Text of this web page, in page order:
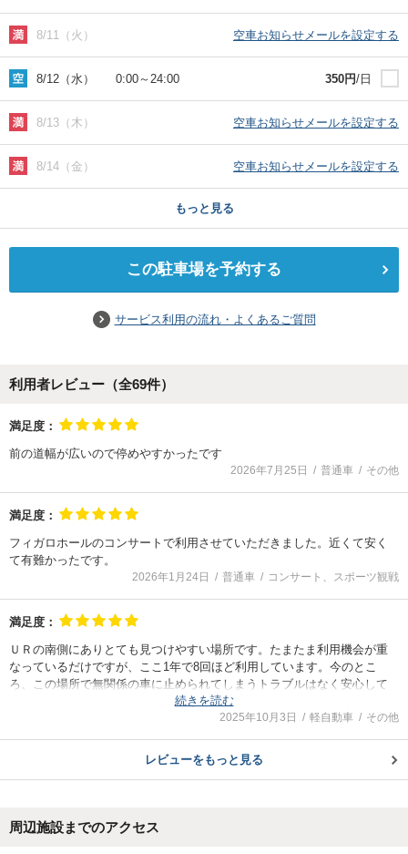
8/11（火） 空車お知らせメールを設定する
8/12（水） 0:00～ 24:00 350円/日
8/13（木） 空車お知らせメールを設定する
8/14（金） 空車お知らせメールを設定する
もっと見る
この駐車場を予約する
サービス利用の流れ・よくあるご質問
利用者レビュー（全69件）
満足度：
前の道幅が広いので停めやすかったです
2026年7月25日 普通車 その他
満足度：
フィガロホールのコンサートで利用させていただきました。近くて安く
て有難かったです。
2026年1月24日 普通車 コンサート、スポーツ観戦
満足度：
ＵＲの南側にありとても見つけやすい場所です。たまたま利用機会が重
なっているだけですが、ここ1年で8回ほど利用しています。今のとこ
ろ、この場所で無関係の車に止められてしまうトラブルはなく安心して
続きを読む
2025年10月3日 軽自動車 その他
レビューをもっと見る
周辺施設までのアクセス